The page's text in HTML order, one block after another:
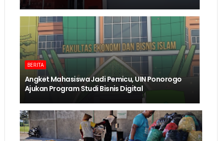
BERITA
Angket Mahasiswa Jadi Pemicu, UIN Ponorogo
Ajukan Program Studi Bisnis Digital